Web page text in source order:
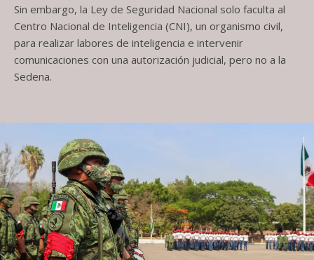
Sin embargo, la Ley de Seguridad Nacional solo faculta al
Centro Nacional de Inteligencia (CNI), un organismo civil,
para realizar labores de inteligencia e intervenir
comunicaciones con una autorización judicial, pero no a la
Sedena.